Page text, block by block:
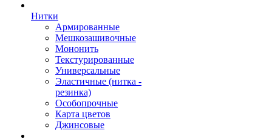
Нитки
Армированные
Мешкозашивочные
Мононить
Текстурированные
Универсальные
Эластичные (нитка -
резинка)
Особопрочные
Карта цветов
Джинсовые